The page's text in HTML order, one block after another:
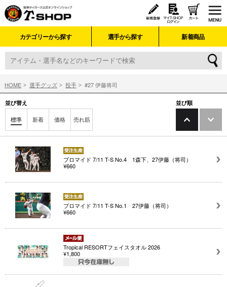
カテゴリーから探す 選手から探す 新着商品
HOME 選手グッズ 投手 #27 伊藤将司
並び替え
標準 新着 価格 売れ筋
並び順
ブロマイド 7/11 T-S No.4 1森下、27伊藤（将司）
¥660
ブロマイド 7/11 T-S No.1 27伊藤（将司）
¥660
Tropical RESORTフェイスタオル 2026
¥1,800